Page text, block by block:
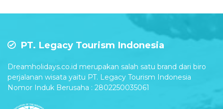
PT. Legacy Tourism Indonesia
Dreamholidays.co.id merupakan salah satu brand dari biro
perjalanan wisata yaitu PT. Legacy Tourism Indonesia
Nomor Induk Berusaha : 2802250035061